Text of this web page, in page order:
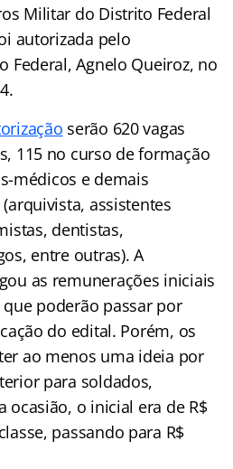
Militar do Distrito Federal
autorizada pelo
Federal, Agnelo Queiroz, no
serão 620 vagas
115 no curso de formação
médicos e demais
assistentes
dentistas,
entre outras). A
as remunerações iniciais
poderão passar por
do edital. Porém, os
ao menos uma ideia por
para soldados,
ocasião, o inicial era de R$
passando para R$